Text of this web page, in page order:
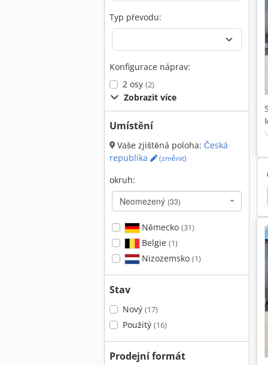
Typ převodu:
Konfigurace náprav:
2 osy (2)
Zobrazit více
Umístění
Vaše zjištěná poloha: Česká
republika
(změnit)
okruh:
Neomezený (33)
Německo (31)
Belgie (1)
Nizozemsko (1)
Stav
Nový (17)
Použitý (16)
Prodejní formát
Man Sklápěč Fiat Sklápěč